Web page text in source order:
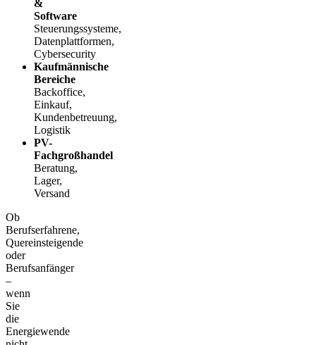
&
Software
Steuerungssysteme,
Datenplattformen,
Cybersecurity
Kaufmännische
Bereiche
Backoffice,
Einkauf,
Kundenbetreuung,
Logistik
PV-
Fachgroßhandel
Beratung,
Lager,
Versand
Ob
Berufserfahrene,
Quereinsteigende
oder
Berufsanfänger
–
wenn
Sie
die
Energiewende